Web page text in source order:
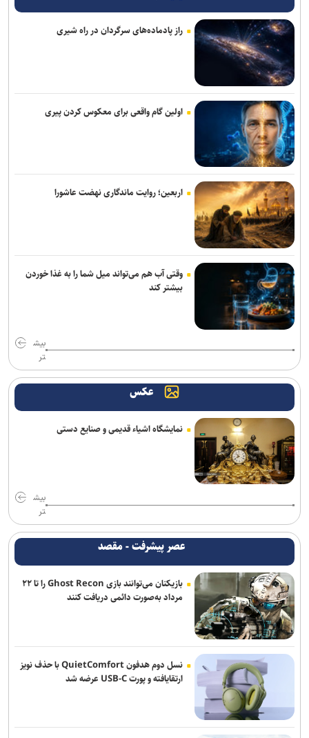
خبرنگاران دیده‌بانان آگاه جامعه هستند
همتی: رسانه‌ها، رکن اعتمادآفرین در نظام اقتصادی کشور
معمای سهم ایران در خزر مشاع! / چرا تثبیت حکمرانی ملی نیازمند عبور
از دیپلماسی حقوقی به کنشگری اقتصادی است؟
وزیر نفت: رسانه‌ها جلوه‌های ایثار کارکنان صنعت نفت را منعکس کردند
شد
۱۲ میلیون هکتار از زمین‌های کشاورزی سند ندارند / اجرای قانون الزام به
ثبت رسمی معاملات غیرمنقول در ۱۴۳ شهرستان
نقش راهبردی رسانه‌ها در تثبیت امنیت غذایی/ خبرنگاران، حلقه‌ی پیوند
دانش، تولید و اعتماد در سفره مردم هستند
گذار به حکمرانی داده‌مبنا و توسعه فناوری
راز پادماده‌های سرگردان در راه شیری
اولین گام واقعی برای معکوس کردن پیری
اربعین؛ روایت ماندگاری نهضت عاشورا
وقتی آب هم می‌تواند میل شما را به غذا خوردن
بیشتر کند
بیش
تر
عکس
نمایشگاه اشیاء قدیمی و صنایع دستی
بیش
تر
عصر پیشرفت - مقصد
بازیکنان می‌توانند بازی Ghost Recon را تا ۲۲
مرداد به‌صورت دائمی دریافت کنند
نسل دوم هدفون QuietComfort با حذف نویز
ارتقایافته و پورت USB-C عرضه شد